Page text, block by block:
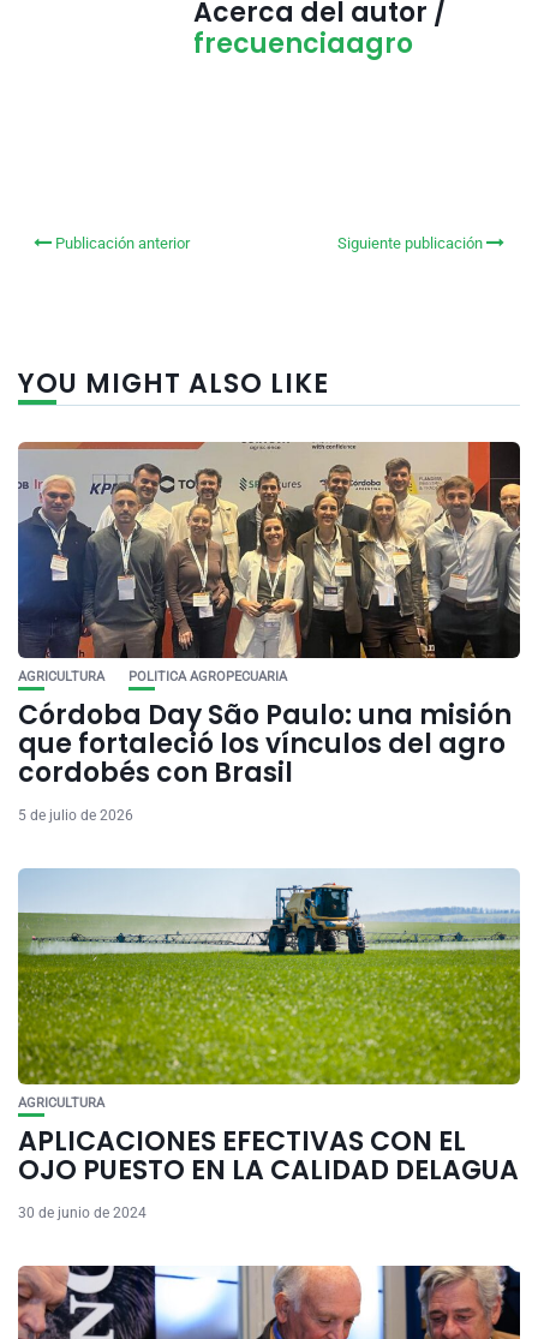
Acerca del autor /
frecuenciaagro
Publicación anterior Siguiente publicación
YOU MIGHT ALSO LIKE
AGRICULTURA POLITICA AGROPECUARIA
Córdoba Day São Paulo: una misión
que fortaleció los vínculos del agro
cordobés con Brasil
5 de julio de 2026
AGRICULTURA
APLICACIONES EFECTIVAS CON EL
OJO PUESTO EN LA CALIDAD DELAGUA
30 de junio de 2024